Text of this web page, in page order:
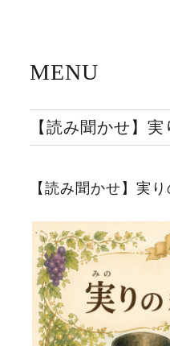
MENU
【読み聞かせ】
【読み聞かせ】実